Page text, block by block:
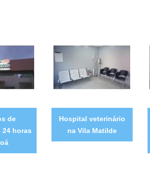
de
horas
Hospital veterinário
na Vila Matilde